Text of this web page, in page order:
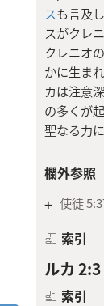
スも言及
スがクレ
クレニオ
かに生ま
カは注意
の多くが
聖なる力
欄外参照
+ 使徒
索引
ルカ 2:3
索引